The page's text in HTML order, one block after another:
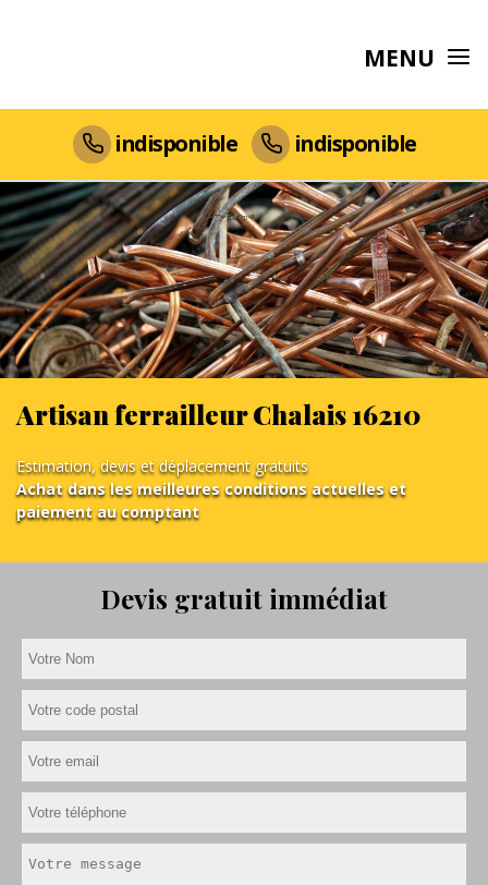
MENU
indisponible indisponible
Artisan ferrailleur Chalais 16210
Estimation, devis et déplacement gratuits
Achat dans les meilleures conditions actuelles et
paiement au comptant
Devis gratuit immédiat